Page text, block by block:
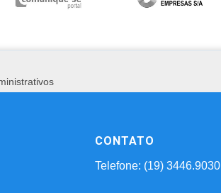
CONTATO
Telefone: (19) 3446.9030